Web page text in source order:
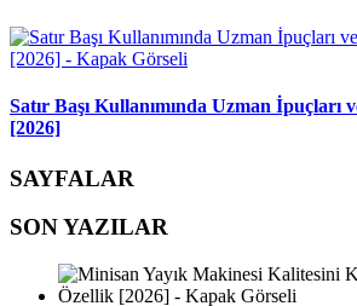
Satır Başı Kullanımında Uzman İpuçları
[2026]
SAYFALAR
SON YAZILAR